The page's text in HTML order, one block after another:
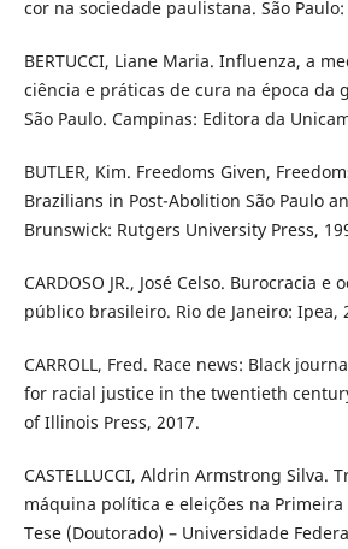
cor na sociedade paulistana. São
BERTUCCI, Liane Maria. Influenza, a
ciência e práticas de cura na época da
São Paulo. Campinas: Editora da
BUTLER, Kim. Freedoms Given,
Brazilians in Post-Abolition São Paulo
Brunswick: Rutgers University Press,
CARDOSO JR., José Celso. Burocracia e
público brasileiro. Rio de Janeiro: Ipea,
CARROLL, Fred. Race news: Black
for racial justice in the twentieth
of Illinois Press, 2017.
CASTELLUCCI, Aldrin Armstrong Silva.
máquina política e eleições na Primeira
Tese (Doutorado) – Universidade